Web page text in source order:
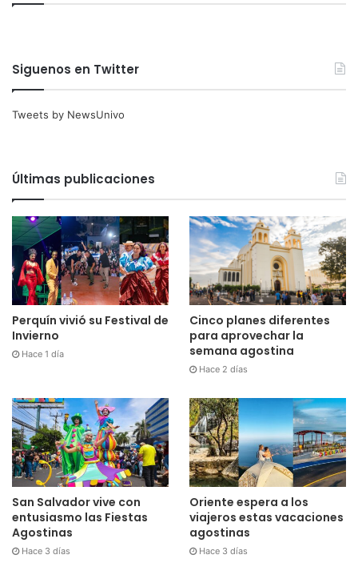
Siguenos en Twitter
Tweets by NewsUnivo
Últimas publicaciones
Perquín vivió su Festival de
Invierno
Hace 1 día
Cinco planes diferentes
para aprovechar la
semana agostina
Hace 2 días
San Salvador vive con
entusiasmo las Fiestas
Agostinas
Hace 3 días
Oriente espera a los
viajeros estas vacaciones
agostinas
Hace 3 días